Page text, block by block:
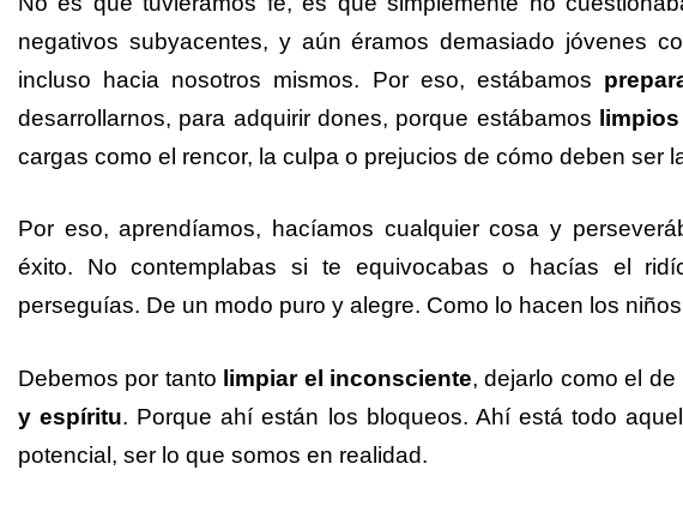
negativos subyacentes, y aún éramos demasiado jóvenes
incluso hacia nosotros mismos. Por eso, estábamos
desarrollarnos, para adquirir dones, porque estábamos
limpios
cargas como el rencor, la culpa o prejucios de cómo deben ser
Por eso, aprendíamos, hacíamos cualquier cosa y
éxito. No contemplabas si te equivocabas o hacías el
perseguías. De un modo puro y alegre. Como lo hacen los
Debemos por tanto limpiar el inconsciente, dejarlo como el de
y espíritu. Porque ahí están los bloqueos. Ahí está todo
potencial, ser lo que somos en realidad.